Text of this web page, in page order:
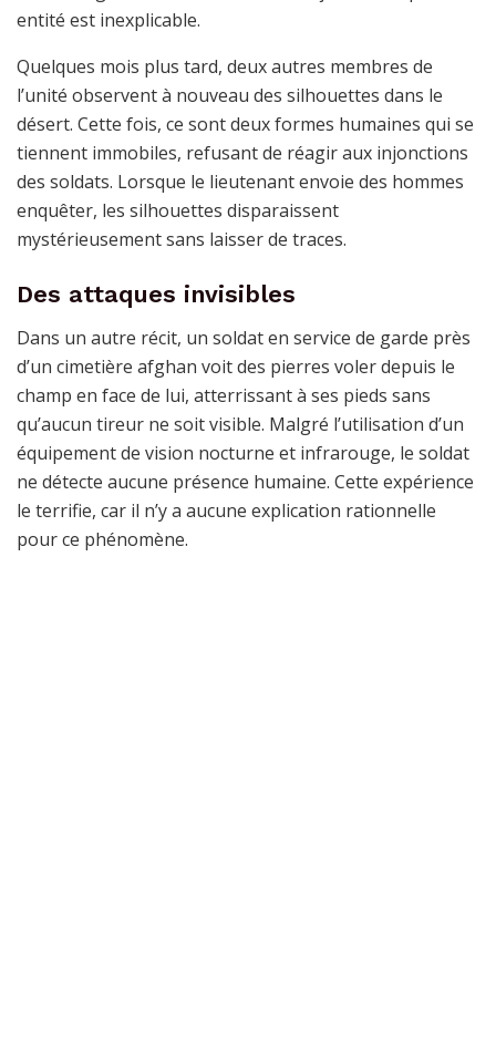
entité est inexplicable.
Quelques mois plus tard, deux autres membres de
l’unité observent à nouveau des silhouettes dans le
désert. Cette fois, ce sont deux formes humaines qui se
tiennent immobiles, refusant de réagir aux injonctions
des soldats. Lorsque le lieutenant envoie des hommes
enquêter, les silhouettes disparaissent
mystérieusement sans laisser de traces.
Des attaques invisibles
Dans un autre récit, un soldat en service de garde près
d’un cimetière afghan voit des pierres voler depuis le
champ en face de lui, atterrissant à ses pieds sans
qu’aucun tireur ne soit visible. Malgré l’utilisation d’un
équipement de vision nocturne et infrarouge, le soldat
ne détecte aucune présence humaine. Cette expérience
le terrifie, car il n’y a aucune explication rationnelle
pour ce phénomène.